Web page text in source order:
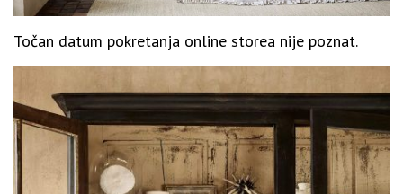
Točan datum pokretanja online storea nije poznat.